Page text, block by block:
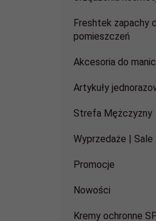
Freshtek zapachy
pomieszczeń
Akcesoria do
Artykuły
Strefa Mężczyzny
Wyprzedaże | Sale
Promocje
Nowości
Kremy ochronne